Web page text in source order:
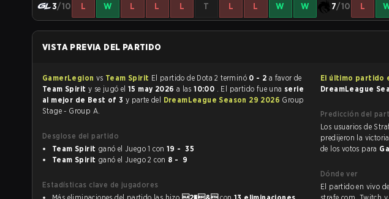
3/10 L W L L L T L L W W 7/10 L
VISTA PREVIA DEL PARTIDO
GamerLegion vs Team Spirit El partido de Dota 2 terminó 0 - 2 a favor de
Team Spirit y se jugó el 15 may 2026 a las10:00 . El partido fue una serie
al mejor de Best of 3 y parte del DreamLeague Season 29 2026 Group
Stage - Group A.
Desglose del partido
Team Spirit
ganó el Juego 1 con
19 - 35
Team Spirit
ganó el Juego 2 con 8 - 9
Estadísticas clave de jugadores
El último partido
DreamLeague
Predicción del
Los usuarios de Strafe tenían un favorito abrumador en este
predijeron la
de los votos para
Dónde ver
El partido en vivo de